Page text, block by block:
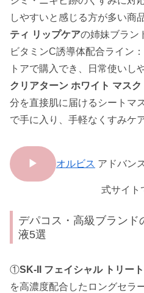
しやすいと感じる方が多い商
ティ リップケアの姉妹ブラン
ビタミンC誘導体配合ライン
トアで購入でき、日常使い
クリアターン ホワイト マスク
分を直接肌に届けるシートマ
で手に入り、手軽なくすみケ
▶ オルビス アドバン
式サイト
デパコス・高級ブランド
液5選
①SK-II フェイシャル トリー
を高濃度配合したロングセラ